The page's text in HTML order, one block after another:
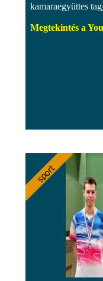
kamaraegyüttes
Megtekintés a